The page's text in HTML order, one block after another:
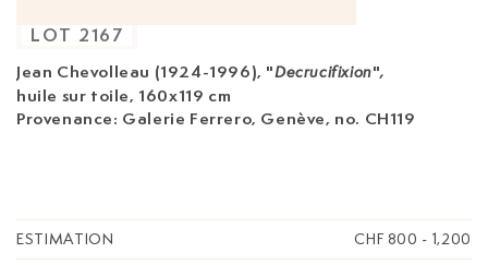
Jean Chevolleau (1924-1996), "Decrucifixion",
huile sur toile, 160x119 cm
Provenance: Galerie Ferrero, Genève, no. CH119
LOT 2167
ESTIMATION CHF 800 - 1,200